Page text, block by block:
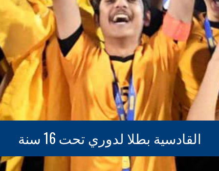
القادسية بطلا لدوري تحت 16 سنة